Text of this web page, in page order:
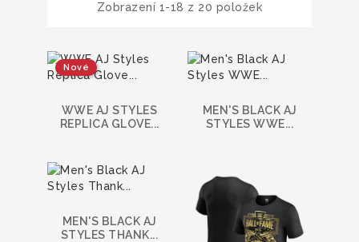
Zobrazení 1-18 z 20 položek
Nové
WWE AJ STYLES
REPLICA GLOVE...
MEN'S BLACK AJ
STYLES WWE...
MEN'S BLACK AJ
STYLES THANK...